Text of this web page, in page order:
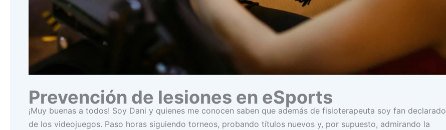
Prevención de lesiones en eSports
¡Muy buenas a todos! Soy Dani y quienes me conocen saben que además de fisioterapeuta soy fan declarado
de los videojuegos. Paso horas siguiendo torneos, probando títulos nuevos y, por supuesto, admirando la